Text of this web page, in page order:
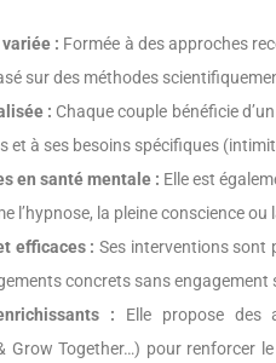
: Formée à des approches
sur des méthodes
: Chaque couple bénéficie
et à ses besoins spécifiques
en santé mentale : Elle est
l’hypnose, la pleine conscience
efficaces : Ses interventions sont
concrets sans engagement
: Elle propose des
Grow Together…) pour renforcer